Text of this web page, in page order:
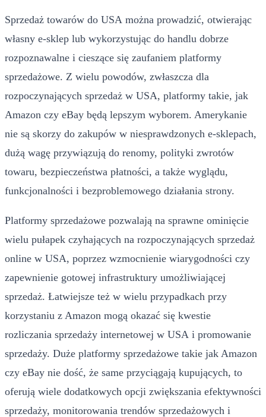
Sprzedaż towarów do USA można prowadzić, otwierając
własny e-sklep lub wykorzystując do handlu dobrze
rozpoznawalne i cieszące się zaufaniem platformy
sprzedażowe. Z wielu powodów, zwłaszcza dla
rozpoczynających sprzedaż w USA, platformy takie, jak
Amazon czy eBay będą lepszym wyborem. Amerykanie
nie są skorzy do zakupów w niesprawdzonych e-sklepach,
dużą wagę przywiązują do renomy, polityki zwrotów
towaru, bezpieczeństwa płatności, a także wyglądu,
funkcjonalności i bezproblemowego działania strony.
Platformy sprzedażowe pozwalają na sprawne ominięcie
wielu pułapek czyhających na rozpoczynających sprzedaż
online w USA, poprzez wzmocnienie wiarygodności czy
zapewnienie gotowej infrastruktury umożliwiającej
sprzedaż. Łatwiejsze też w wielu przypadkach przy
korzystaniu z Amazon mogą okazać się kwestie
rozliczania sprzedaży internetowej w USA i promowanie
sprzedaży. Duże platformy sprzedażowe takie jak Amazon
czy eBay nie dość, że same przyciągają kupujących, to
oferują wiele dodatkowych opcji zwiększania efektywności
sprzedaży, monitorowania trendów sprzedażowych i